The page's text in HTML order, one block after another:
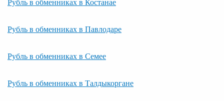
Рубль в обменниках в Костанае
Рубль в обменниках в Павлодаре
Рубль в обменниках в Семее
Рубль в обменниках в Талдыкоргане